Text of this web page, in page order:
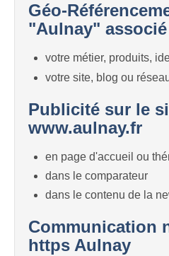
Géo-
"Aulnay" associé
votre métier, produits,
votre site, blog ou
Publicité sur le
www.aulnay.fr
en page d'accueil ou
dans le comparateur
dans le contenu de la
Communication
https Aulnay